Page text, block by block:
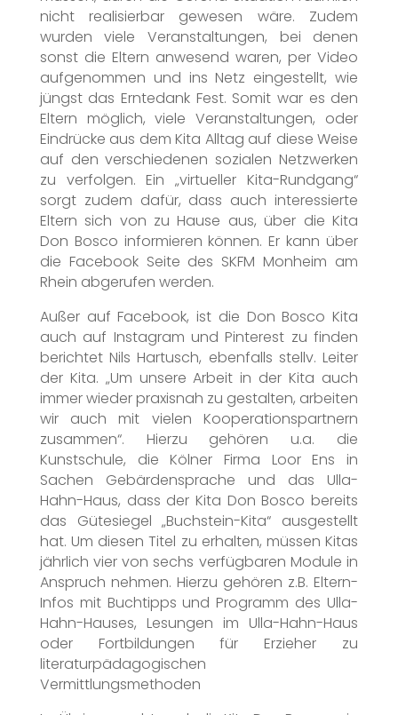
nicht realisierbar gewesen wäre. Zudem
wurden viele Veranstaltungen, bei denen
sonst die Eltern anwesend waren, per Video
aufgenommen und ins Netz eingestellt, wie
jüngst das Erntedank Fest. Somit war es den
Eltern möglich, viele Veranstaltungen, oder
Eindrücke aus dem Kita Alltag auf diese Weise
auf den verschiedenen sozialen Netzwerken
zu verfolgen. Ein „virtueller Kita-Rundgang“
sorgt zudem dafür, dass auch interessierte
Eltern sich von zu Hause aus, über die Kita
Don Bosco informieren können. Er kann über
die Facebook Seite des SKFM Monheim am
Rhein abgerufen werden.
Außer auf Facebook, ist die Don Bosco Kita
auch auf Instagram und Pinterest zu finden
berichtet Nils Hartusch, ebenfalls stellv. Leiter
der Kita. „Um unsere Arbeit in der Kita auch
immer wieder praxisnah zu gestalten, arbeiten
wir auch mit vielen Kooperationspartnern
zusammen“. Hierzu gehören u.a. die
Kunstschule, die Kölner Firma Loor Ens in
Sachen Gebärdensprache und das Ulla-
Hahn-Haus, dass der Kita Don Bosco bereits
das Gütesiegel „Buchstein-Kita“ ausgestellt
hat. Um diesen Titel zu erhalten, müssen Kitas
jährlich vier von sechs verfügbaren Module in
Anspruch nehmen. Hierzu gehören z.B. Eltern-
Infos mit Buchtipps und Programm des Ulla-
Hahn-Hauses, Lesungen im Ulla-Hahn-Haus
oder Fortbildungen für Erzieher zu
literaturpädagogischen
Vermittlungsmethoden